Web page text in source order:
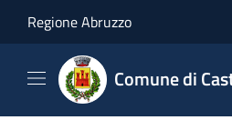
Regione Abruzzo
Comune di